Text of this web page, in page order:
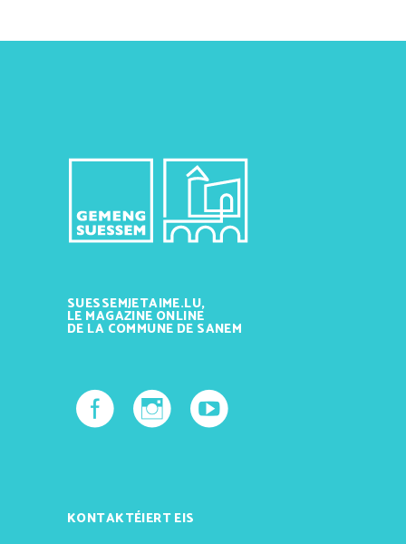
SUESSEMJETAIME.LU,
LE MAGAZINE ONLINE
DE LA COMMUNE DE SANEM
KONTAKTÉIERT EIS